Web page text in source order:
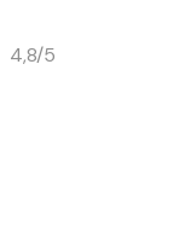
4,8/5